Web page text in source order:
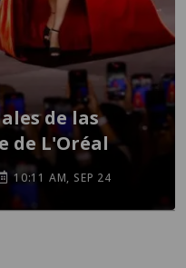
de las
de L'Oréal
10:11 AM, SEP 24